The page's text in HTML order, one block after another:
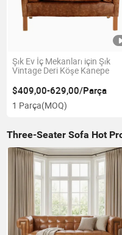
Şık Ev İç Mekanları için Şık
Vintage Deri Köşe Kanepe
$409,00-629,00/Parça
1 Parça(MOQ)
Three-Seater Sofa Hot